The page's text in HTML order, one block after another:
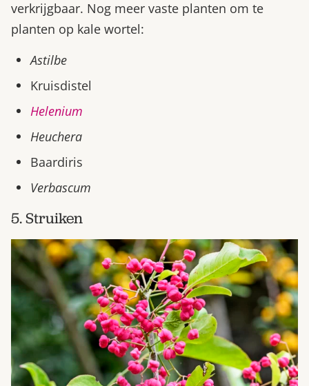
verkrijgbaar. Nog meer vaste planten om te
planten op kale wortel:
Astilbe
Kruisdistel
Helenium
Heuchera
Baardiris
Verbascum
5. Struiken